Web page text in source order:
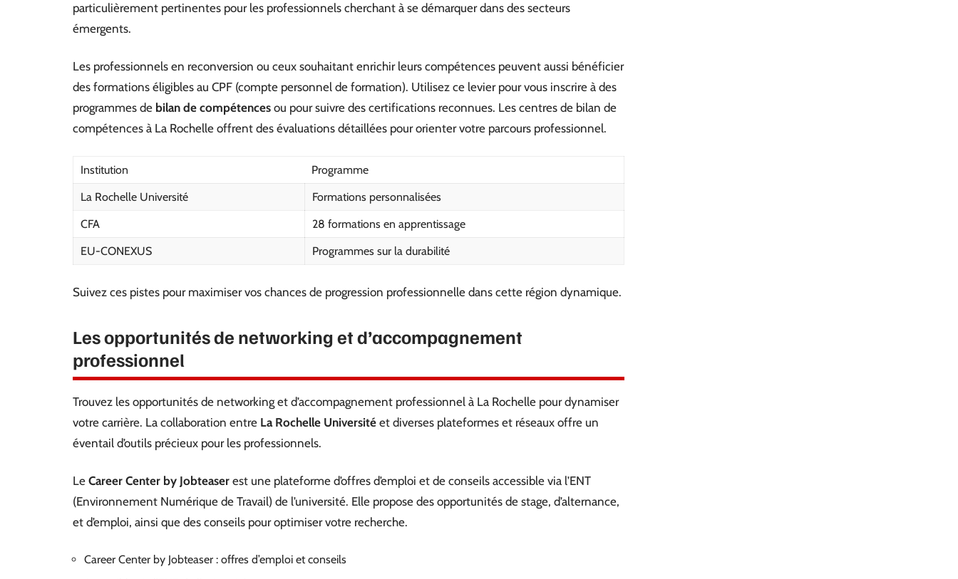
particulièrement pertinentes pour les professionnels cherchant à se démarquer dans des secteurs
émergents.
Les professionnels en reconversion ou ceux souhaitant enrichir leurs compétences peuvent aussi bénéficier
des formations éligibles au CPF (compte personnel de formation). Utilisez ce levier pour vous inscrire à des
programmes de bilan de compétences ou pour suivre des certifications reconnues. Les centres de bilan de
compétences à La Rochelle offrent des évaluations détaillées pour orienter votre parcours professionnel.
Institution
Programme
La Rochelle Université
Formations personnalisées
CFA
28 formations en apprentissage
EU-CONEXUS
Programmes sur la durabilité
Suivez ces pistes pour maximiser vos chances de progression professionnelle dans cette région dynamique.
Les opportunités de networking et d’accompagnement
professionnel
Trouvez les opportunités de networking et d’accompagnement professionnel à La Rochelle pour dynamiser
votre carrière. La collaboration entre La Rochelle Université et diverses plateformes et réseaux offre un
éventail d’outils précieux pour les professionnels.
Le Career Center by Jobteaser est une plateforme d’offres d’emploi et de conseils accessible via l’ENT
(Environnement Numérique de Travail) de l’université. Elle propose des opportunités de stage, d’alternance,
et d’emploi, ainsi que des conseils pour optimiser votre recherche.
Career Center by Jobteaser : offres d’emploi et conseils